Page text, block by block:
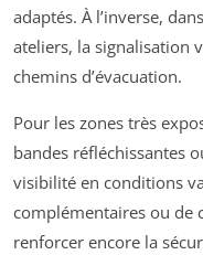
adaptés. À l’inverse,
ateliers, la signalisation
chemins d’évacuation.
Pour les zones très
bandes réfléchissantes
visibilité en conditions
complémentaires ou de
renforcer encore la